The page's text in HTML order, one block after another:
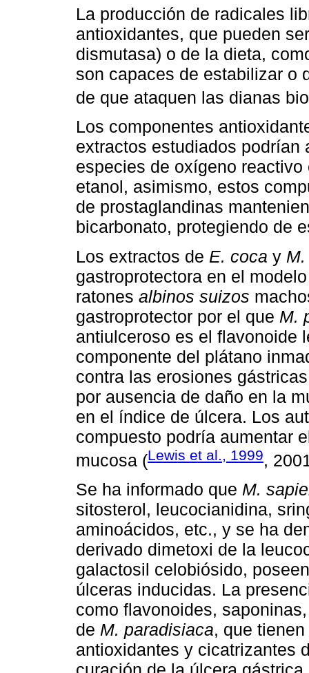
La producción de radicales
antioxidantes, que pueden
dismutasa) o de la dieta,
son capaces de estabilizar o
de que ataquen las dianas
Los componentes
extractos estudiados podrían
especies de oxígeno
etanol, asimismo, estos
de prostaglandinas
bicarbonato, protegiendo de
Los extractos de E. coca y
gastroprotectora en el
ratones albinos suizos
gastroprotector por el que M.
antiulceroso es el flavonoide
componente del plátano
contra las erosiones
por ausencia de daño en la
en el índice de úlcera. Los
compuesto podría aumentar
mucosa (Lewis et al., 1999,
Se ha informado que M.
sitosterol, leucocianidina,
aminoácidos, etc., y se ha
derivado dimetoxi de la
galactosil celobiósido,
úlceras inducidas. La
como flavonoides,
de M. paradisiaca, que
antioxidantes y cicatrizantes